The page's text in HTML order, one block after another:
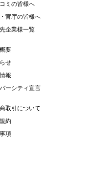
ミの皆様へ
官庁の皆様へ
企業様一覧
要
せ
報
ーシティ宣言
取引について
約
項